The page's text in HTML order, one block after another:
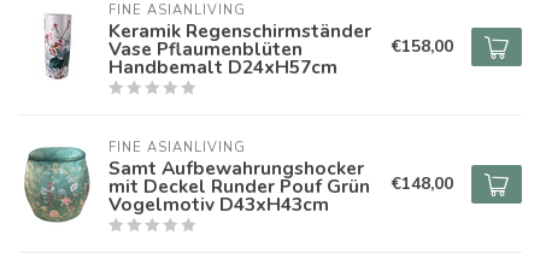
FINE ASIANLIVING
Keramik Regenschirmständer
Vase Pflaumenblüten
Handbemalt D24xH57cm
€158,00
FINE ASIANLIVING
Samt Aufbewahrungshocker
mit Deckel Runder Pouf Grün
Vogelmotiv D43xH43cm
€148,00